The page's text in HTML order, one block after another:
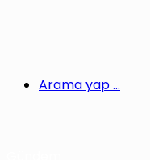
Arama yap ...